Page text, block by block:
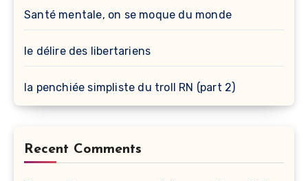
Santé mentale, on se moque du monde
le délire des libertariens
la penchiée simpliste du troll RN (part 2)
Recent Comments